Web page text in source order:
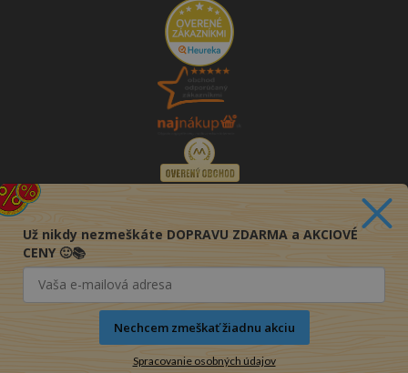
Už nikdy nezmeškáte DOPRAVU ZDARMA a AKCIOVÉ
CENY 🙂📚
Nechcem zmeškať žiadnu akciu
Spracovanie osobných údajov